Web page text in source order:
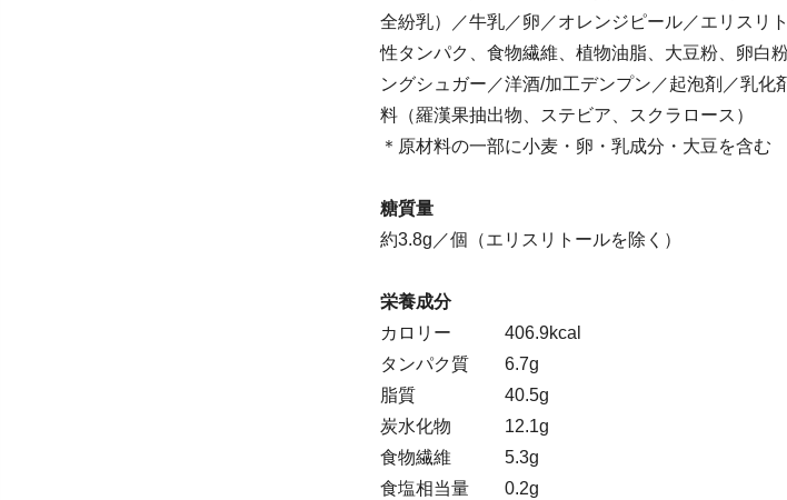
全紛乳）／牛乳／卵／オレンジピール／エリスリ
性タンパク、食物繊維、植物油脂、大豆粉、卵白
ングシュガー／洋酒/加工デンプン／起泡剤／乳
料（羅漢果抽出物、ステビア、スクラロース）
＊原材料の一部に小麦・卵・乳成分・大豆を含む
糖質量
約3.8g／個（エリスリトールを除く）
栄養成分
カロリー 406.9kcal
タンパク質 6.7g
脂質 40.5g
炭水化物 12.1g
食物繊維 5.3g
食塩相当量 0.2g